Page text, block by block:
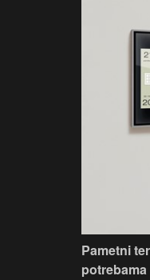
Pametni
potrebama